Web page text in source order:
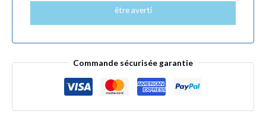
être averti
Commande sécurisée garantie